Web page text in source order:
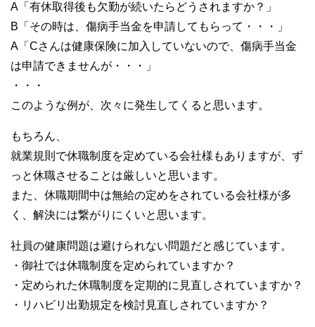
A「有休取得後も欠勤が続いたらどうされますか？」
B「その時は、傷病手当金を申請してもらって・・・」
A「Cさんは健康保険に加入していないので、傷病手当金
は申請できませんが・・・」
・・・
このような例が、次々に発生してくると思います。
もちろん、
就業規則で休職制度を定めている会社様もありますが、ず
っと休職させることは厳しいと思います。
また、休職期間中は無給の定めをされている会社様が多
く、解決には繋がりにくいと思います。
社員の健康問題は避けられない問題だと感じています。
・御社では休職制度を定められていますか？
・定められた休職制度を定期的に見直しされていますか？
・リハビリ出勤規定を検討見直しされていますか？